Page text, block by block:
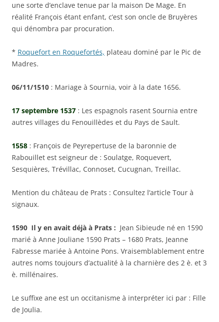
une sorte d’enclave tenue par la maison De Mage. En
réalité François étant enfant, c’est son oncle de Bruyères
qui dénombra par procuration.
* Roquefort en Roquefortés, plateau dominé par le Pic de
Madres.
06/11/1510 : Mariage à Sournia, voir à la date 1656.
17 septembre 1537 : Les espagnols rasent Sournia entre
autres villages du Fenouillèdes et du Pays de Sault.
1558 : François de Peyrepertuse de la baronnie de
Rabouillet est seigneur de : Soulatge, Roquevert,
Sesquières, Trévillac, Connoset, Cucugnan, Treillac.
Mention du château de Prats : Consultez l’article Tour à
signaux.
1590 Il y en avait déjà à Prats : Jean Sibieude né en 1590
marié à Anne Jouliane 1590 Prats – 1680 Prats, Jeanne
Fabresse mariée à Antoine Pons. Vraisemblablement entre
autres noms toujours d’actualité à la charnière des 2 è. et 3
è. millénaires.
Le suffixe ane est un occitanisme à interpréter ici par : Fille
de Joulia.